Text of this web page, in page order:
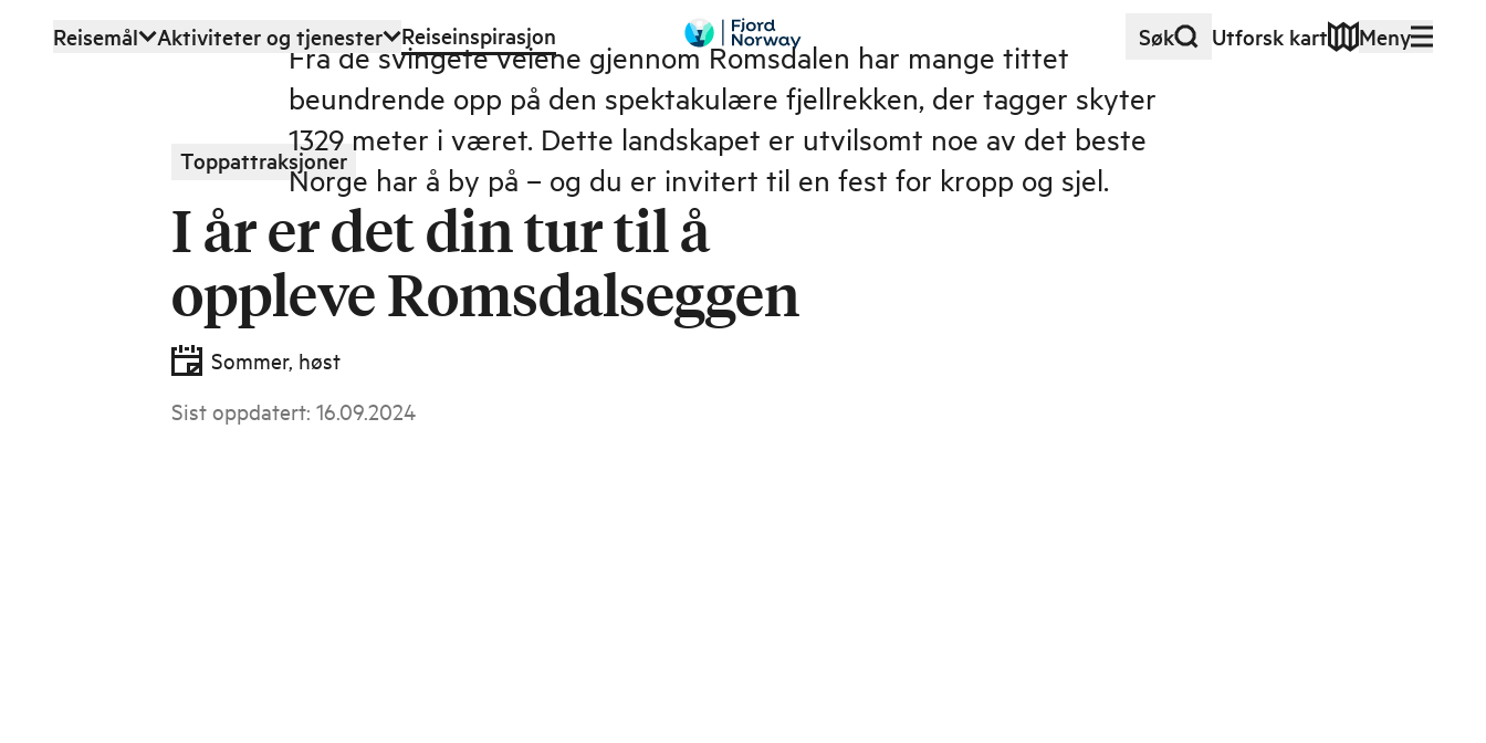
Hopp til hovedinnhold
Reisemål Aktiviteter og tjenester Reiseinspirasjon Søk Utforsk kart Meny
Toppattraksjoner
I år er det din tur til å
oppleve Romsdalseggen
Sommer, høst
Sist oppdatert: 16.09.2024
Fra de svingete veiene gjennom Romsdalen har mange tittet
beundrende opp på den spektakulære fjellrekken, der tagger skyter
1329 meter i været. Dette landskapet er utvilsomt noe av det beste
Norge har å by på – og du er invitert til en fest for kropp og sjel.